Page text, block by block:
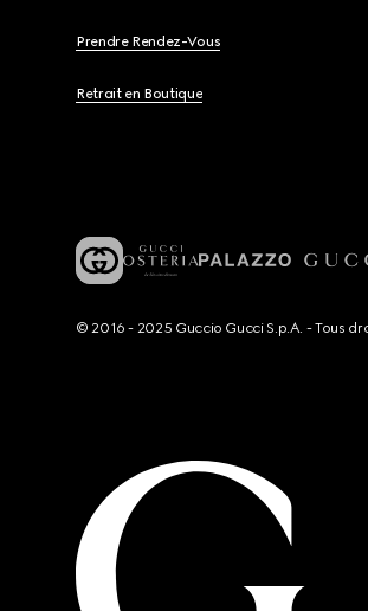
Prendre Rendez-Vous
Retrait en Boutique
© 2016 - 2025 Guccio Gucci S.p.A. - Tous